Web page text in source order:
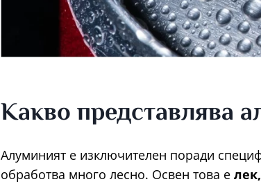
Какво представлява
Алуминият е изключителен поради
обработва много лесно. Освен това е